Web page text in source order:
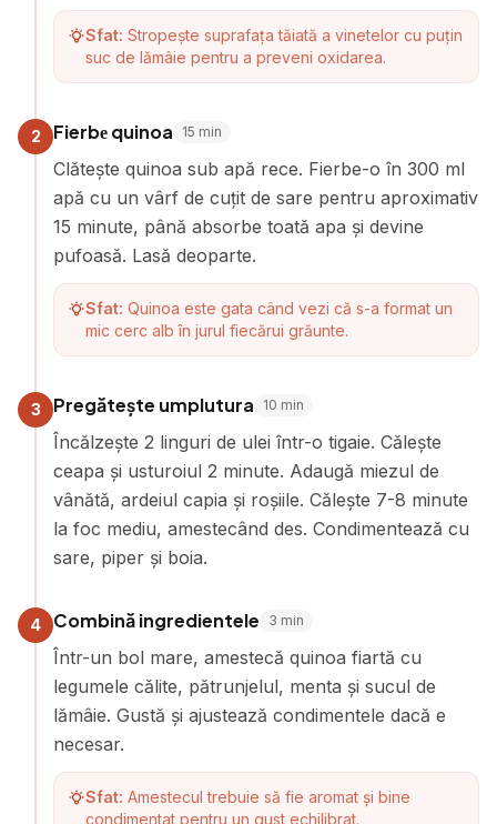
Sfat: Stropește suprafața tăiată a vinetelor cu puțin
suc de lămâie pentru a preveni oxidarea.
2 Fierbе quinoa 15 min
Clătește quinoa sub apă rece. Fierbe-o în 300 ml
apă cu un vârf de cuțit de sare pentru aproximativ
15 minute, până absorbe toată apa și devine
pufoasă. Lasă deoparte.
Sfat: Quinoa este gata când vezi că s-a format un
mic cerc alb în jurul fiecărui grăunte.
3 Pregătește umplutura 10 min
Încălzește 2 linguri de ulei într-o tigaie. Călește
ceapa și usturoiul 2 minute. Adaugă miezul de
vânătă, ardeiul capia și roșiile. Călește 7-8 minute
la foc mediu, amestecând des. Condimentează cu
sare, piper și boia.
4 Combină ingredientele 3 min
Într-un bol mare, amestecă quinoa fiartă cu
legumele călite, pătrunjelul, menta și sucul de
lămâie. Gustă și ajustează condimentele dacă e
necesar.
Sfat: Amestecul trebuie să fie aromat și bine
condimentat pentru un gust echilibrat.